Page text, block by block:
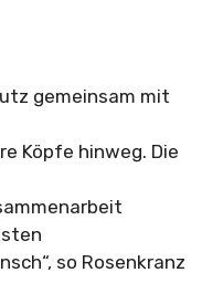
gemeinsam mit
Köpfe hinweg. Die
so Rosenkranz